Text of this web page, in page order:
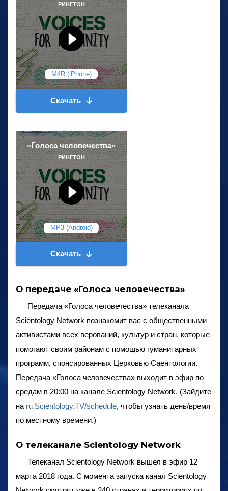
РИНГТОН
M4R (iPhone)
Скачать
«Голоса человечества»
РИНГТОН
MP3 (Android)
Скачать
О передаче «Голоса человечества»
Передача «Голоса человечества» телеканала
Scientology Network познакомит вас с общественными
активистами всех верований, культур и стран, которые
помогают своим районам с помощью гуманитарных
программ, спонсированных Церковью Саентологии.
Передача «Голоса человечества» выходит в эфир по
средам в 20:00 на канале Scientology Network. (Зайдите
на ru.Scientology.TV/schedule, чтобы узнать день/время
по местному времени.)
О телеканале Scientology Network
Телеканал Scientology Network вышел в эфир 12
марта 2018 года. С момента запуска канал Scientology